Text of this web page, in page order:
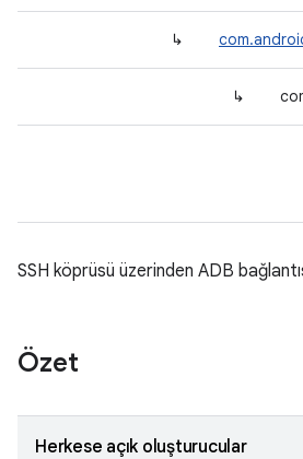
↳
↳
SSH köprüsü üzerinden ADB
Özet
Herkese açık oluşturucular